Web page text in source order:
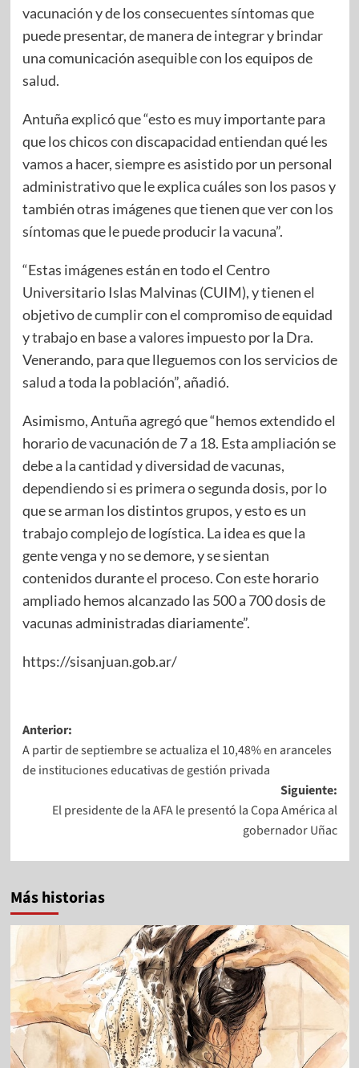
vacunación y de los consecuentes síntomas que
puede presentar, de manera de integrar y brindar
una comunicación asequible con los equipos de
salud.
Antuña explicó que “esto es muy importante para
que los chicos con discapacidad entiendan qué les
vamos a hacer, siempre es asistido por un personal
administrativo que le explica cuáles son los pasos y
también otras imágenes que tienen que ver con los
síntomas que le puede producir la vacuna”.
“Estas imágenes están en todo el Centro
Universitario Islas Malvinas (CUIM), y tienen el
objetivo de cumplir con el compromiso de equidad
y trabajo en base a valores impuesto por la Dra.
Venerando, para que lleguemos con los servicios de
salud a toda la población”, añadió.
Asimismo, Antuña agregó que “hemos extendido el
horario de vacunación de 7 a 18. Esta ampliación se
debe a la cantidad y diversidad de vacunas,
dependiendo si es primera o segunda dosis, por lo
que se arman los distintos grupos, y esto es un
trabajo complejo de logística. La idea es que la
gente venga y no se demore, y se sientan
contenidos durante el proceso. Con este horario
ampliado hemos alcanzado las 500 a 700 dosis de
vacunas administradas diariamente”.
https://sisanjuan.gob.ar/
Anterior:
A partir de septiembre se actualiza el 10,48% en aranceles
de instituciones educativas de gestión privada
Siguiente:
El presidente de la AFA le presentó la Copa América al
gobernador Uñac
Más historias